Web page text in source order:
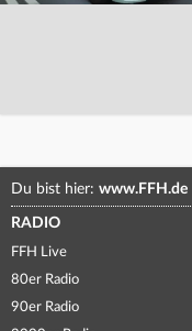
Du bist hier: www.FFH.de
RADIO
FFH Live
80er Radio
90er Radio